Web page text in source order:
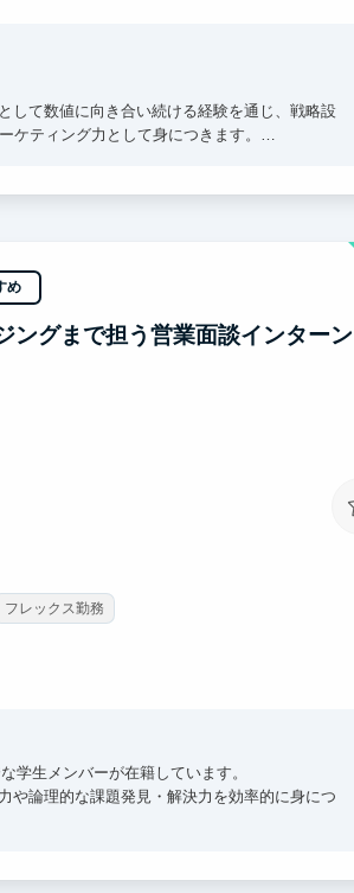
して数値に向き合い続ける経験を通じ、戦略設
ティング力として身につきます。
高まる刺激を受けることができます。過去、
しています。
め
ングまで担う営業面談インターン
フレックス勤務
学生メンバーが在籍しています。
や論理的な課題発見・解決力を効率的に身につ